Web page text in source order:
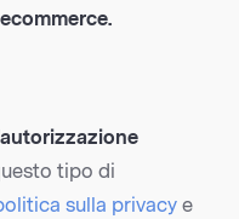
tipo di
sulla privacy e